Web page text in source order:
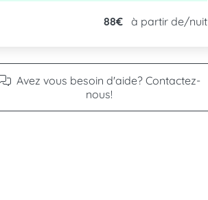
88€ à partir de/nuit
Avez vous besoin d'aide? Contactez-
nous!